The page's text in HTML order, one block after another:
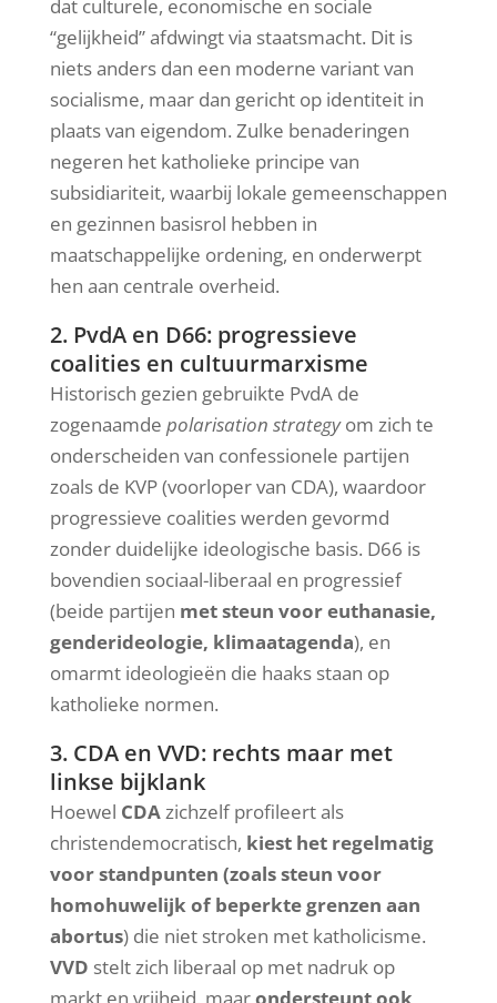
dat culturele, economische en sociale
“gelijkheid” afdwingt via staatsmacht. Dit is
niets anders dan een moderne variant van
socialisme, maar dan gericht op identiteit in
plaats van eigendom. Zulke benaderingen
negeren het katholieke principe van
subsidiariteit, waarbij lokale gemeenschappen
en gezinnen basisrol hebben in
maatschappelijke ordening, en onderwerpt
hen aan centrale overheid.
2. PvdA en D66: progressieve
coalities en cultuurmarxisme
Historisch gezien gebruikte PvdA de
zogenaamde polarisation strategyom zich te
onderscheiden van confessionele partijen
zoals de KVP (voorloper van CDA), waardoor
progressieve coalities werden gevormd
zonder duidelijke ideologische basis. D66 is
bovendien sociaal-liberaal en progressief
(beide partijen met steun voor euthanasie,
genderideologie, klimaatagenda), en
omarmt ideologieën die haaks staan op
katholieke normen.
3. CDA en VVD: rechts maar met
linkse bijklank
Hoewel CDAzichzelf profileert als
christendemocratisch, kiest het regelmatig
voor standpunten (zoals steun voor
homohuwelijk of beperkte grenzen aan
abortus) die niet stroken met katholicisme.
VVD stelt zich liberaal op met nadruk op